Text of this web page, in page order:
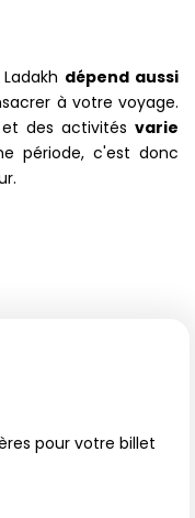
dépend aussi
à votre voyage.
des activités varie
période, c'est donc
pour votre billet